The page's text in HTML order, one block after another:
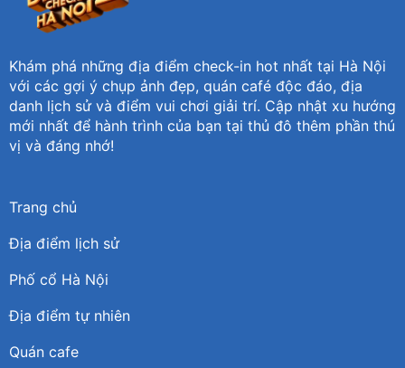
Khám phá những địa điểm check-in hot nhất tại Hà Nội
với các gợi ý chụp ảnh đẹp, quán café độc đáo, địa
danh lịch sử và điểm vui chơi giải trí. Cập nhật xu hướng
mới nhất để hành trình của bạn tại thủ đô thêm phần thú
vị và đáng nhớ!
Trang chủ
Địa điểm lịch sử
Phố cổ Hà Nội
Địa điểm tự nhiên
Quán cafe